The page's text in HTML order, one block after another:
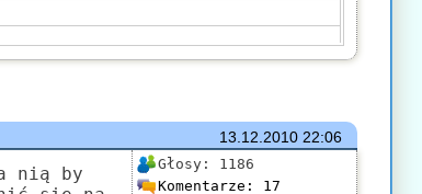
13.12.201022:06
Głosy: 1186
Komentarze: 17
nią by